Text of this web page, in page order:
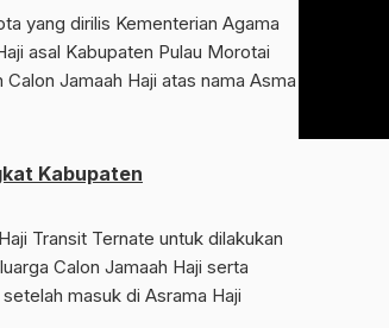
yang dirilis Kementerian Agama
asal Kabupaten Pulau Morotai
Jamaah Haji atas nama Asma
Kabupaten
Transit Ternate untuk dilakukan
Calon Jamaah Haji serta
masuk di Asrama Haji